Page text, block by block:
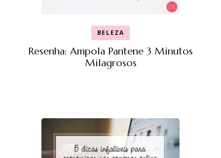
BELEZA
Resenha: Ampola Pantene 3 Minutos
Milagrosos